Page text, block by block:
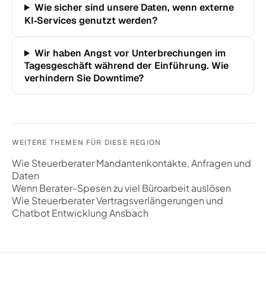
Wie sicher sind unsere Daten, wenn externe
KI‑Services genutzt werden?
Wir haben Angst vor Unterbrechungen im
Tagesgeschäft während der Einführung. Wie
verhindern Sie Downtime?
WEITERE THEMEN FÜR DIESE REGION
Wie Steuerberater Mandantenkontakte, Anfragen und
Daten
Wenn Berater-Spesen zu viel Büroarbeit auslösen
Wie Steuerberater Vertragsverlängerungen und
Chatbot Entwicklung Ansbach